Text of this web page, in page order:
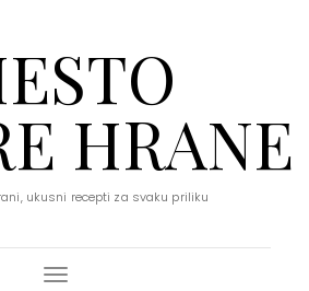
HRANE
ukusni recepti za svaku priliku
Toggle Navigation